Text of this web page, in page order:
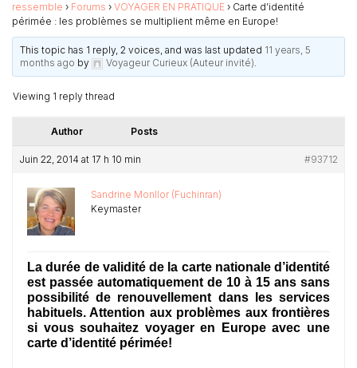
ressemble › Forums › VOYAGER EN PRATIQUE › Carte d’identité
périmée : les problèmes se multiplient même en Europe!
This topic has 1 reply, 2 voices, and was last updated 11 years, 5
months ago by Voyageur Curieux (Auteur invité).
Viewing 1 reply thread
Author Posts
Juin 22, 2014 at 17 h 10 min #93712
Sandrine Monllor (Fuchinran)
Keymaster
La durée de validité de la carte nationale d’identité
est passée automatiquement de 10 à 15 ans sans
possibilité de renouvellement dans les services
habituels. Attention aux problèmes aux frontières
si vous souhaitez voyager en Europe avec une
carte d’identité périmée!